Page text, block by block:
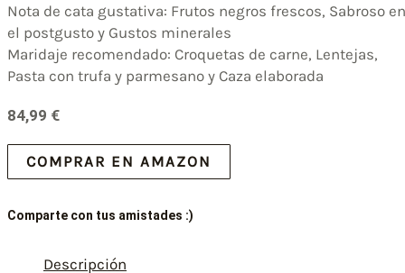
Nota de cata gustativa: Frutos negros frescos, Sabroso en
el postgusto y Gustos minerales
Maridaje recomendado: Croquetas de carne, Lentejas,
Pasta con trufa y parmesano y Caza elaborada
84,99 €
COMPRAR EN AMAZON
Comparte con tus amistades :)
Descripción